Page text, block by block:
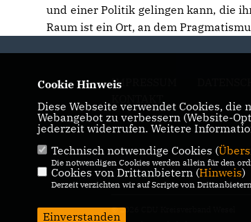
und einer Politik gelingen kann, die
Raum ist ein Ort, an dem
IMPRESSUM
KONTAKT
© 2026 CDU Kreisverband Wesel
Cookie Hinweis
Diese Webseite verwendet Cookies,
Webangebot zu verbessern (Website-
jederzeit widerrufen. Weitere
Technisch notwendige Cookies (
Die notwendigen Cookies werden allein für den
Cookies von Drittanbietern (Hinweis)
Derzeit verzichten wir auf Scripte von
Einverstanden